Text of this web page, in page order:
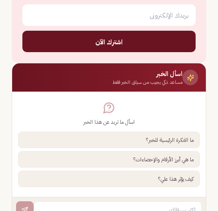
اشترك الآن
اسأل الخبر
مساعد ذكي يجيب من سياق الخبر فقط
اسأل ما تريد عن هذا الخبر
ما الفكرة الرئيسية للخبر؟
ما هي أبرز الأرقام والإحصاءات؟
كيف يؤثر هذا علي؟